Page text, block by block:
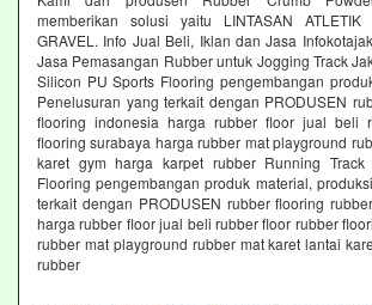
memberikan solusi yaitu LINTASAN ATLETIK
GRAVEL. Info Jual Beli, Iklan dan Jasa
Jasa Pemasangan Rubber untuk Jogging Track
Silicon PU Sports Flooring pengembangan
Penelusuran yang terkait dengan PRODUSEN
flooring indonesia harga rubber floor jual beli
flooring surabaya harga rubber mat playground
karet gym harga karpet rubber Running
Flooring pengembangan produk material,
terkait dengan PRODUSEN rubber flooring
harga rubber floor jual beli rubber floor rubber
rubber mat playground rubber mat karet lantai
rubber